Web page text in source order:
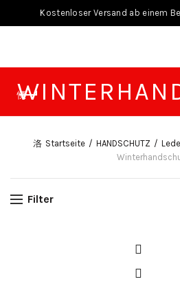
Kostenloser Versand ab einem
Startseite HANDSCHUTZ
Filter